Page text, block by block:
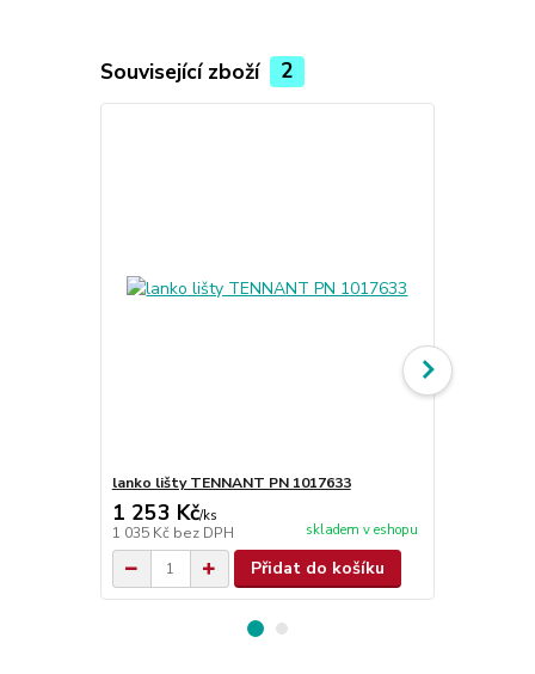
Související zboží 2
lanko lišty TENNANT PN 1017633
1 253 Kč/ks
1 035 Kč bez DPH skladem v eshopu
Přidat do košíku